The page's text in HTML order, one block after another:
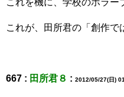
これが、田所君の「創作で
667 : 田所君８ : 2012/05/27(日)